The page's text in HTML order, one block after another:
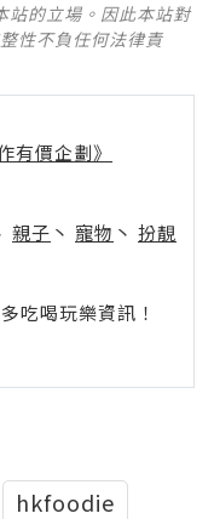
站的立場。因此本站對
性不負任何法律責
有價企劃》
親子 丶 寵物 丶 扮靚
吃喝玩樂資訊！
hkfoodie